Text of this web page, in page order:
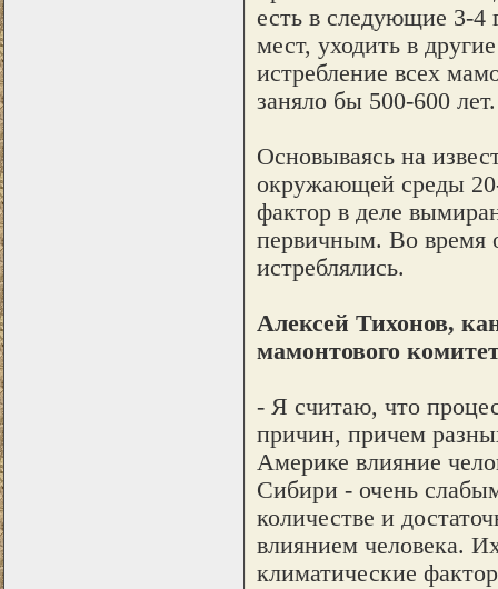
есть в следующие 3-4
мест, уходить в
истребление всех
заняло бы 500-600 лет.
Основываясь на
окружающей среды
фактор в деле
первичным. Во время
истреблялись.
Алексей Тихонов,
мамонтового
- Я считаю, что
причин, причем
Америке влияние
Сибири - очень
количестве и
влиянием человека.
климатические